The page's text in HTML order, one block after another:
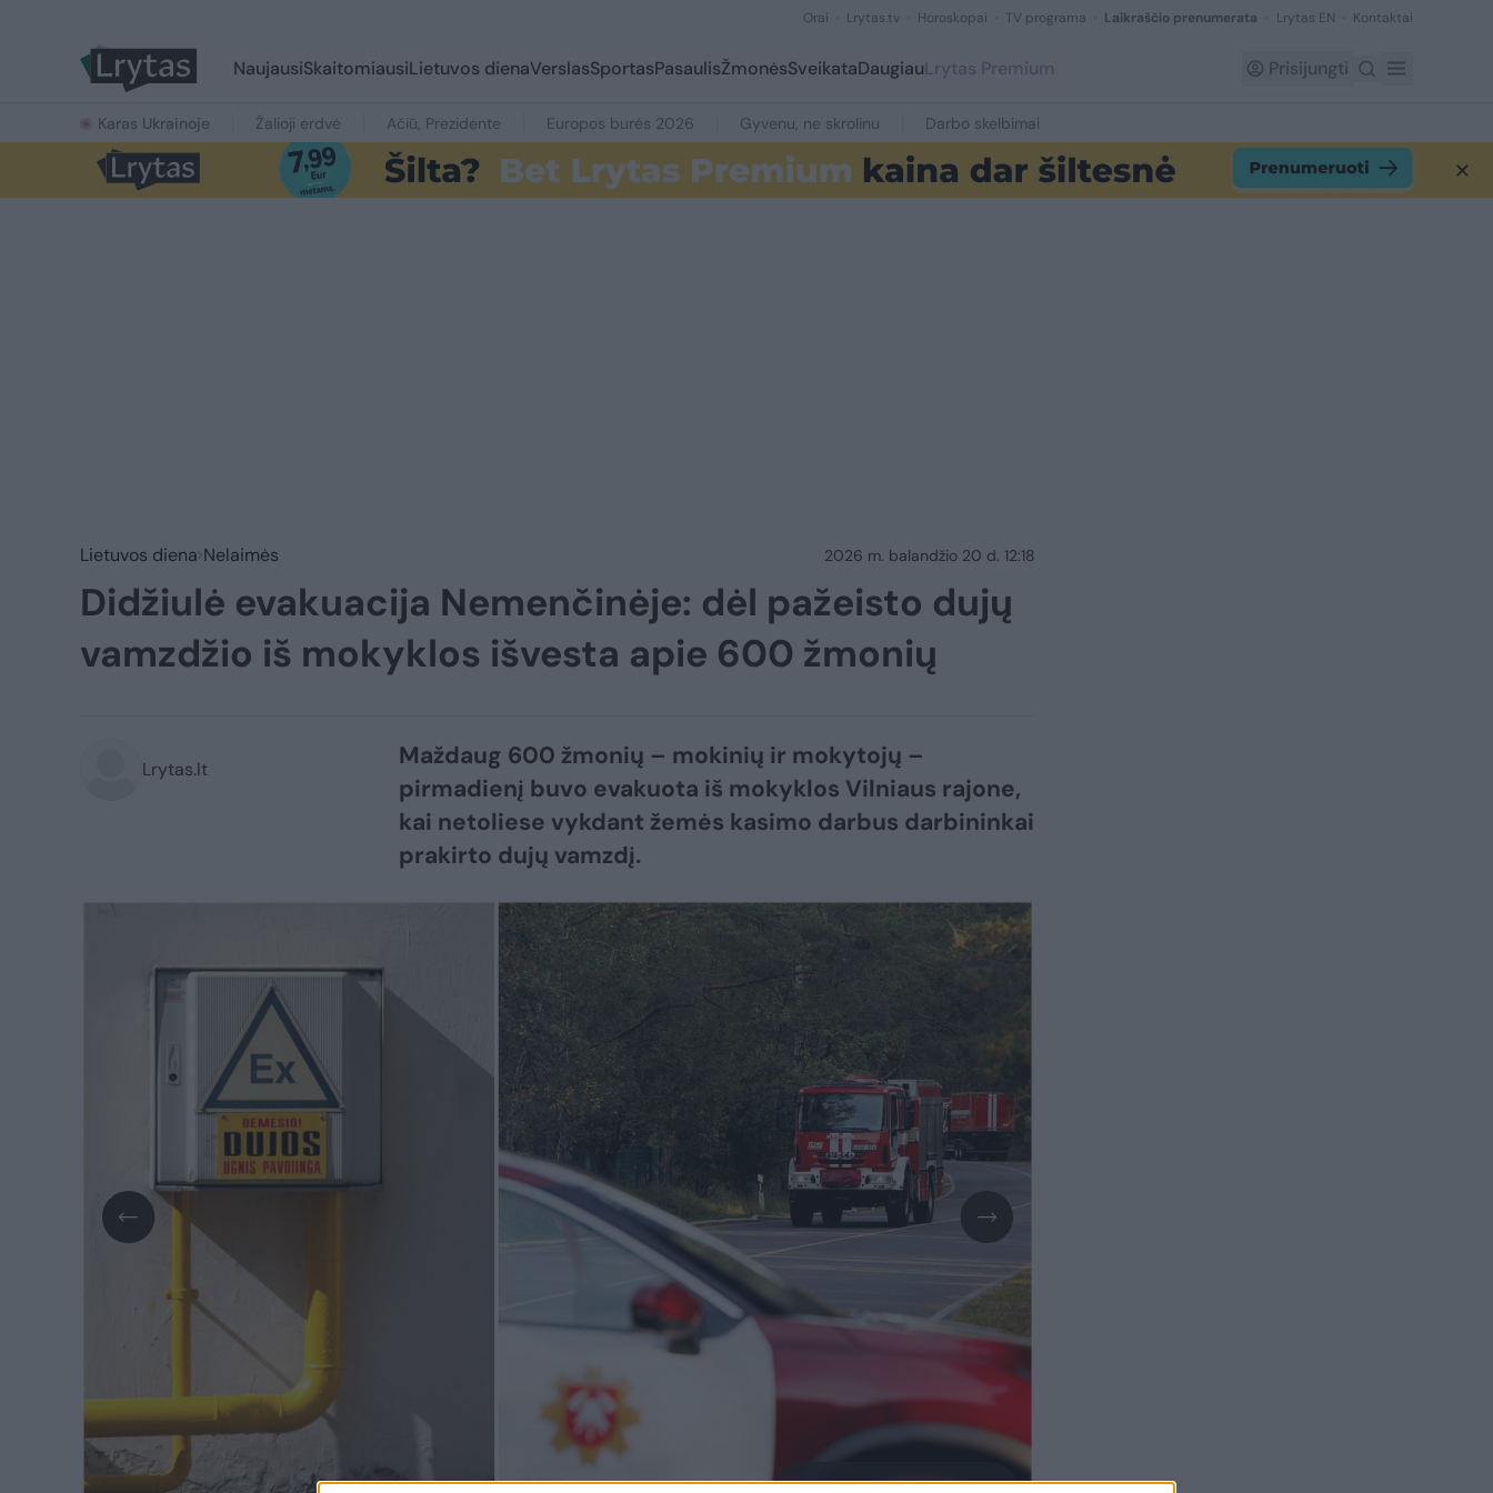
Orai Lrytas.tv Horoskopai TV programa Laikraščio prenumerata Lrytas EN Kontaktai
NaujausiSkaitomiausiLietuvos dienaVerslasSportasPasaulisŽmonėsSveikataDaugiauLrytas Premium Prisijungti
Karas Ukrainoje Žalioji erdvė Ačiū, Prezidente Europos burės 2026 Gyvenu, ne skrolinu Darbo skelbimai
Lietuvos diena Nelaimės 2026 m. balandžio 20 d. 12:18
Didžiulė evakuacija Nemenčinėje: dėl pažeisto dujų
vamzdžio iš mokyklos išvesta apie 600 žmonių
Lrytas.lt
Maždaug 600 žmonių – mokinių ir mokytojų –
pirmadienį buvo evakuota iš mokyklos Vilniaus rajone,
kai netoliese vykdant žemės kasimo darbus darbininkai
prakirto dujų vamzdį.